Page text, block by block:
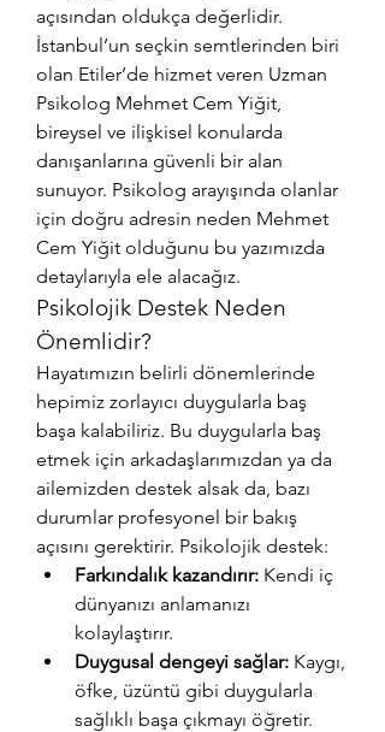
açısından oldukça değerlidir.
İstanbul’un seçkin semtlerinden biri
olan Etiler’de hizmet veren Uzman
Psikolog Mehmet Cem Yiğit,
bireysel ve ilişkisel konularda
danışanlarına güvenli bir alan
sunuyor. Psikolog arayışında olanlar
için doğru adresin neden Mehmet
Cem Yiğit olduğunu bu yazımızda
detaylarıyla ele alacağız.
Psikolojik Destek Neden
Önemlidir?
Hayatımızın belirli dönemlerinde
hepimiz zorlayıcı duygularla baş
başa kalabiliriz. Bu duygularla baş
etmek için arkadaşlarımızdan ya da
ailemizden destek alsak da, bazı
durumlar profesyonel bir bakış
açısını gerektirir. Psikolojik destek:
Farkındalık kazandırır: Kendi iç
dünyanızı anlamanızı
kolaylaştırır.
Duygusal dengeyi sağlar: Kaygı,
öfke, üzüntü gibi duygularla
sağlıklı başa çıkmayı öğretir.